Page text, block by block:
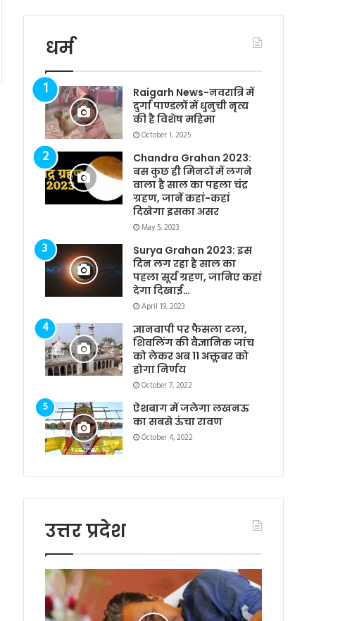
धर्म
Raigarh News-नवरात्रि में
दुर्गा पाण्डलों में धुनुची नृत्य
की है विशेष महिमा
October 1, 2025
Chandra Grahan 2023:
बस कुछ ही मिनटों में लगने
वाला है साल का पहला चंद्र
ग्रहण, जानें कहां-कहां
दिखेगा इसका असर
May 5, 2023
Surya Grahan 2023: इस
दिन लग रहा है साल का
पहला सूर्य ग्रहण, जानिए कहां
देगा दिखाई…
April 19, 2023
ज्ञानवापी पर फैसला टला,
शिवलिंग की वैज्ञानिक जांच
को लेकर अब 11 अक्तूबर को
होगा निर्णय
October 7, 2022
ऐशबाग में जलेगा लखनऊ
का सबसे ऊंचा रावण
October 4, 2022
उत्तर प्रदेश